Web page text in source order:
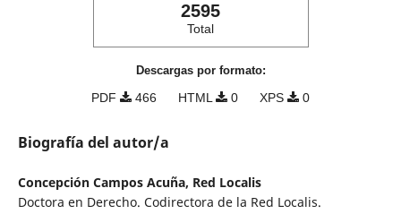
2595
Total
Descargas por formato:
PDF 466 HTML 0 XPS 0
Biografía del autor/a
Concepción Campos Acuña, Red Localis
Doctora en Derecho. Codirectora de la Red Localis.